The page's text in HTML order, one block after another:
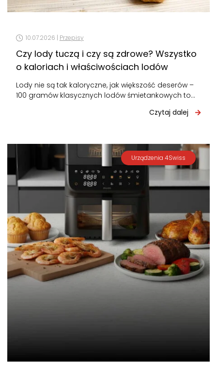
10.07.2026 | Przepisy
Czy lody tuczą i czy są zdrowe? Wszystko
o kaloriach i właściwościach lodów
Lody nie są tak kaloryczne, jak większość deserów –
100 gramów klasycznych lodów śmietankowych to
Czytaj dalej
Urządzenia 4Swiss